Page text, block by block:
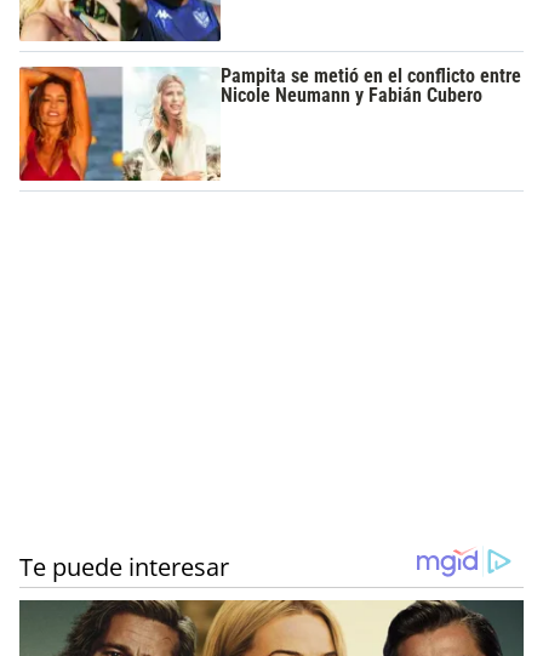
Pampita se metió en el conflicto entre
Nicole Neumann y Fabián Cubero